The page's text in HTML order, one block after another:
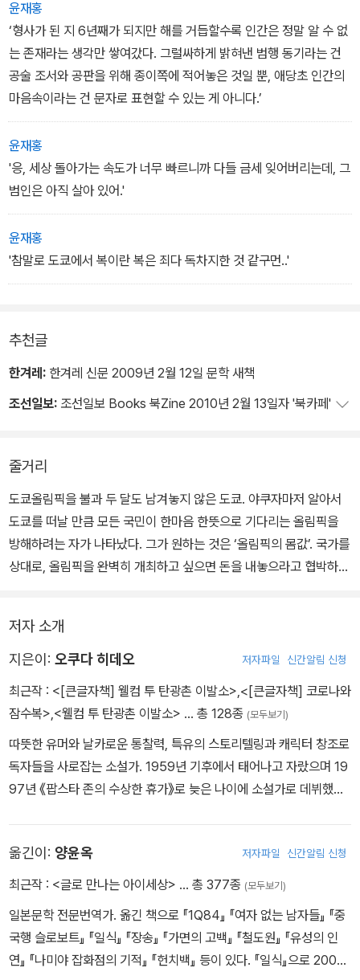
그리고 정확히 일주일이 지난 후, 다시 편지가 날아오고, 이번에는 경
찰학교의 기숙사가 또 폭파된다. 경찰은 일련의 폭파사건을 외부에는
철저히 비밀로 하고 수사에 들어간다. 그러던 중 한 명의 용의자가 레
젊은이. 그리고 다시 세 번째 폭파사건이 일어나는데…
윤재홍
‘형사가 된 지 6년째가 되지만 해를 거듭할수록 인간은 정말 알 수 없
는 존재라는 생각만 쌓여갔다. 그럴싸하게 밝혀낸 범행 동기라는 건
공술 조서와 공판을 위해 종이쪽에 적어놓은 것일 뿐, 애당초 인간의
마음속이라는 건 문자로 표현할 수 있는 게 아니다.’
윤재홍
'응, 세상 돌아가는 속도가 너무 빠르니까 다들 금세 잊어버리는데, 그
범인은 아직 살아 있어.'
윤재홍
'참말로 도쿄에서 복이란 복은 죄다 독차지한 것 같구먼..'
추천글
한겨레: 한겨레 신문 2009년 2월 12일 문학 새책
조선일보: 조선일보 Books 북Zine 2010년 2월 13일자 '북카페'
줄거리
도쿄올림픽을 불과 두 달도 남겨놓지 않은 도쿄. 야쿠자마저 알아서
도쿄를 떠날 만큼 모든 국민이 한마음 한뜻으로 기다리는 올림픽을
방해하려는 자가 나타났다. 그가 원하는 것은 ‘올림픽의 몸값’. 국가를
상대로, 올림픽을 완벽히 개최하고 싶으면 돈을 내놓으라고 협박하고
오른다. 귀티가 흐르는 외모에 도쿄대 경제학부 대학원생인 엘리트.
밝은 미래가 보장된, 주위 사람들로부터의 평판이 칭찬 일색인 이 모
저자 소개
지은이: 오쿠다 히데오 저자파일 신간알림 신청
최근작 : <[큰글자책] 웰컴 투 탄광촌 이발소>,<[큰글자책] 코로나와
잠수복>,<웰컴 투 탄광촌 이발소> … 총 128종 (모두보기)
따뜻한 유머와 날카로운 통찰력, 특유의 스토리텔링과 캐릭터 창조로
독자들을 사로잡는 소설가. 1959년 기후에서 태어나고 자랐으며 19
97년 《팝스타 존의 수상한 휴가》로 늦은 나이에 소설가로 데뷔했다.
《공중그네》로 제131회 나오키상을 수상하며 최고의 인기 작가 반열
에 올랐다. 쉽고 간결한 문체로 인간을 유머러스하게 그려내면서도,
게 잊고 있던 가치를 묻는 주제의식을 보여준다. 포스트 하루키 세대
를 이끄는 선두주자로 히가시노 게이고, 미야베 미유키 등과 함께 본
격문학과 대중문학의 경계를 자유롭게 오가는 일본의 크로스오버 작
옮긴이: 양윤옥 저자파일 신간알림 신청
최근작 : <글로 만나는 아이세상> … 총 377종 (모두보기)
일본문학 전문번역가. 옮긴 책으로 『1Q84』 『여자 없는 남자들』 『중
국행 슬로보트』 『일식』 『장송』 『가면의 고백』 『철도원』 『유성의 인
연』 『나미야 잡화점의 기적』 『헌치백』 등이 있다. 『일식』으로 2005